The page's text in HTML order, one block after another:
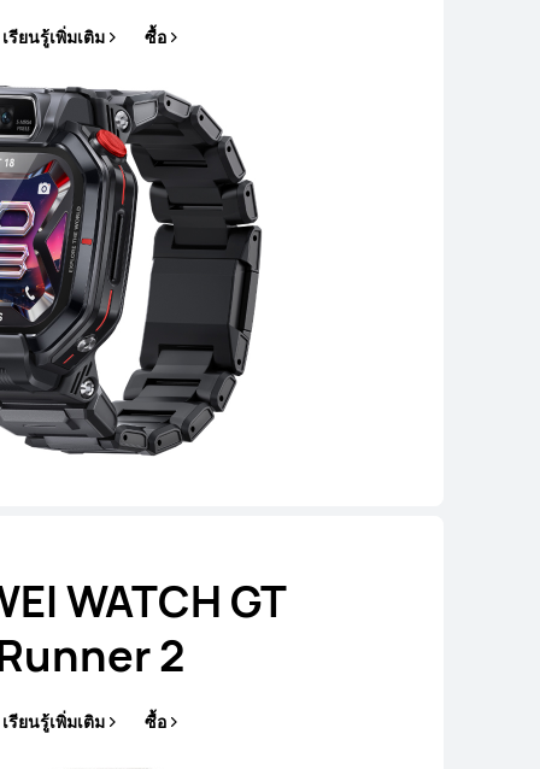
เรียนรู้เพิ่มเติม ซื้อ
WATCH GT
2
เรียนรู้เพิ่มเติม ซื้อ